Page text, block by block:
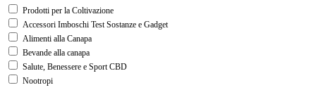
Prodotti per la Coltivazione
Accessori Imboschi Test Sostanze e Gadget
Alimenti alla Canapa
Bevande alla canapa
Salute, Benessere e Sport CBD
Nootropi